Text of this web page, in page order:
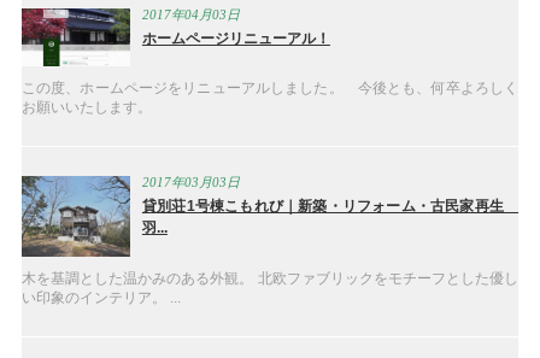
2017年04月03日
ホームページリニューアル！
この度、ホームページをリニューアルしました。 今後とも、何卒よろしく
お願いいたします。
2017年03月03日
貸別荘1号棟こもれび｜新築・リフォーム・古民家再生
羽...
木を基調とした温かみのある外観。 北欧ファブリックをモチーフとした優し
い印象のインテリア。 ...